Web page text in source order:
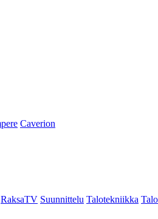
Caverion
RaksaTV Suunnittelu Talotekniikka